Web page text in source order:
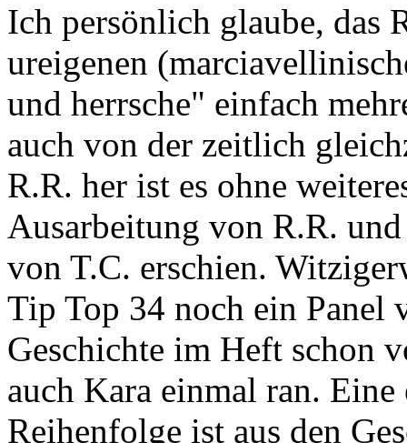
Ich persönlich glaube, das
ureigenen
und herrsche" einfach
auch von der zeitlich
R.R. her ist es ohne
Ausarbeitung von R.R.
von T.C. erschien.
Tip Top 34 noch ein Panel
Geschichte im Heft schon
auch Kara einmal ran.
Reihenfolge ist aus den